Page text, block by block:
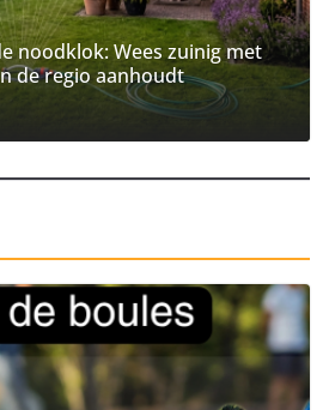
noodklok: Wees zuinig met
de regio aanhoudt